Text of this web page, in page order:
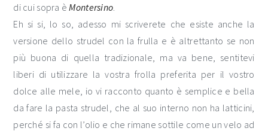
di cui sopra èMontersino
Eh si si, lo so, adesso mi scriverete che esiste anche la
versione dello strudel con la frulla e è altrettanto se non
più buona di quella tradizionale, ma va bene, sentitevi
liberi di utilizzare la vostra frolla preferita per il vostro
dolce alle mele, io vi racconto quanto è semplice e bella
da fare la pasta strudel, che al suo interno non ha latticini,
perché si fa con l’olio e che rimane sottile come un velo ad